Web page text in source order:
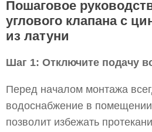
Пошаговое
углового клапана с
из латуни
Шаг 1: Отключите подачу
Перед началом монтажа
водоснабжение в
позволит избежать